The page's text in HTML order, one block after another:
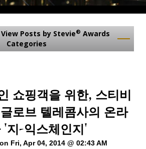
Posts by Stevie® Awards
Categories
쇼핑객을 위한, 스티비
로브 텔레콤사의 온라
'지-익스체인지'
on Fri, Apr 04, 2014 @ 02:43 AM